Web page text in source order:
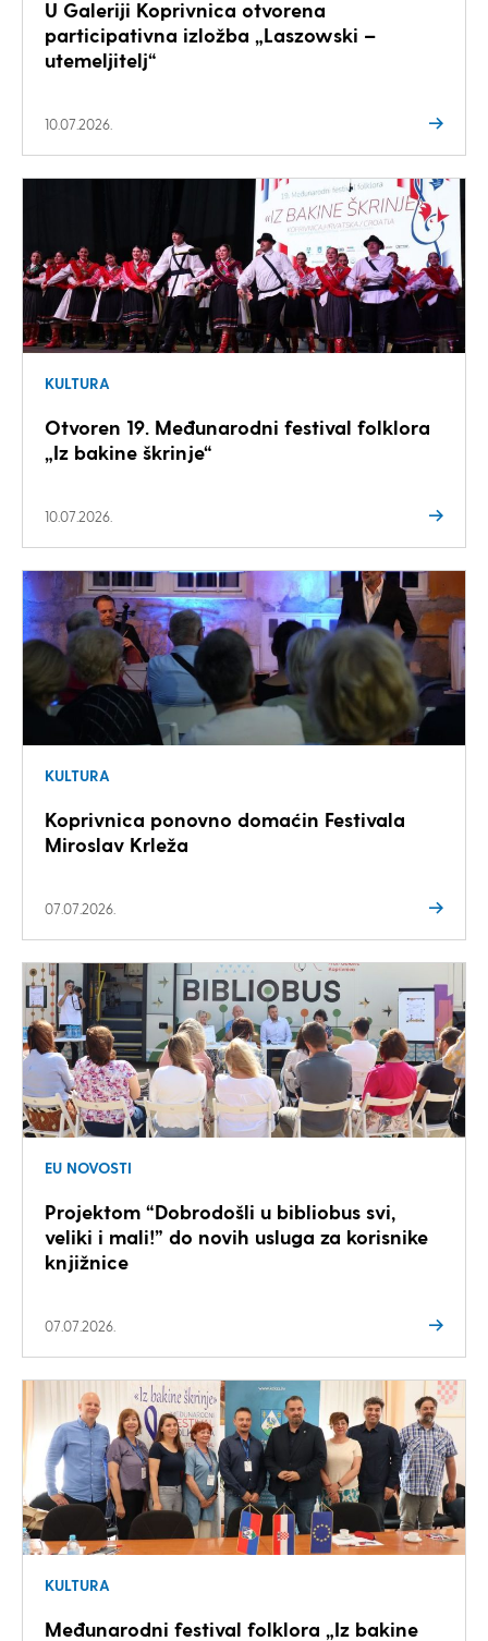
U Galeriji Koprivnica otvorena
participativna izložba „Laszowski –
utemeljitelj“
10.07.2026.
KULTURA
Otvoren 19. Međunarodni festival folklora
„Iz bakine škrinje“
10.07.2026.
KULTURA
Koprivnica ponovno domaćin Festivala
Miroslav Krleža
07.07.2026.
EU NOVOSTI
Projektom “Dobrodošli u bibliobus svi,
veliki i mali!” do novih usluga za korisnike
knjižnice
07.07.2026.
KULTURA
Međunarodni festival folklora „Iz bakine